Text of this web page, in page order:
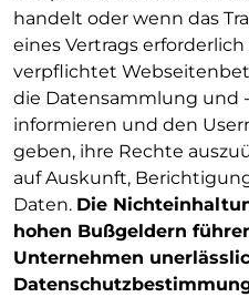
handelt oder wenn das
eines Vertrags erforderlich
verpflichtet
die Datensammlung und
informieren und den
geben, ihre Rechte
auf Auskunft,
Daten. Die
hohen Bußgeldern
Unternehmen